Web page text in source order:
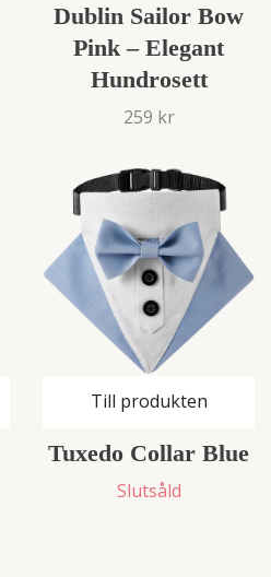
Dublin Sailor Bow
Pink – Elegant
Hundrosett
259 kr
Till produkten
Tuxedo Collar Blue
Slutsåld